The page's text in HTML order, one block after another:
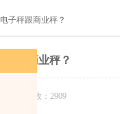
子秤跟商业秤？
秤跟商业秤？
浏览次数：2909